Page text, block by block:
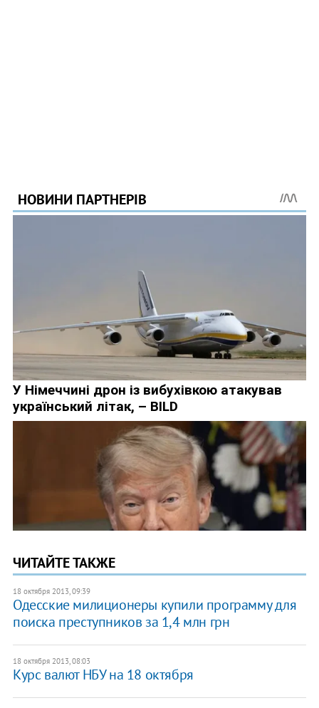
ЧИТАЙТЕ ТАКЖЕ
18 октября 2013, 09:39
Одесские милиционеры купили программу для
поиска преступников за 1,4 млн грн
18 октября 2013, 08:03
Курс валют НБУ на 18 октября